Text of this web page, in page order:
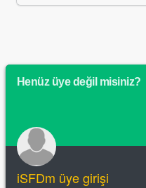
Henüz üye değil misiniz?
iSFDm üye girişi